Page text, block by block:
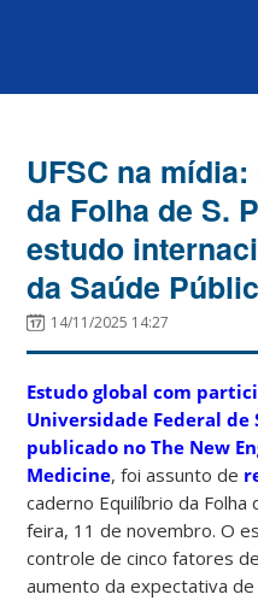
UFSC na
da Folha de S.
estudo
da Saúde
14/11/2025 14:27
Estudo global com
Universidade Federal de
publicado no The New
Medicine, foi assunto de
caderno Equilíbrio da Folha
feira, 11 de novembro. O
controle de cinco fatores
aumento da expectativa de